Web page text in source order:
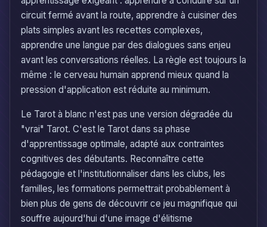
circuit fermé avant la route, apprendre à cuisiner des
plats simples avant les recettes complexes,
apprendre une langue par des dialogues sans enjeu
avant les conversations réelles. La règle est toujours la
même : le cerveau humain apprend mieux quand la
pression d'application est réduite au minimum.
Le Tarot à blanc n'est pas une version dégradée du
"vrai" Tarot. C'est le Tarot dans sa phase
d'apprentissage optimale, adapté aux contraintes
cognitives des débutants. Reconnaître cette
pédagogie et l'institutionnaliser dans les clubs, les
familles, les formations permettrait probablement à
bien plus de gens de découvrir ce jeu magnifique qui
souffre aujourd'hui d'une image d'élitisme